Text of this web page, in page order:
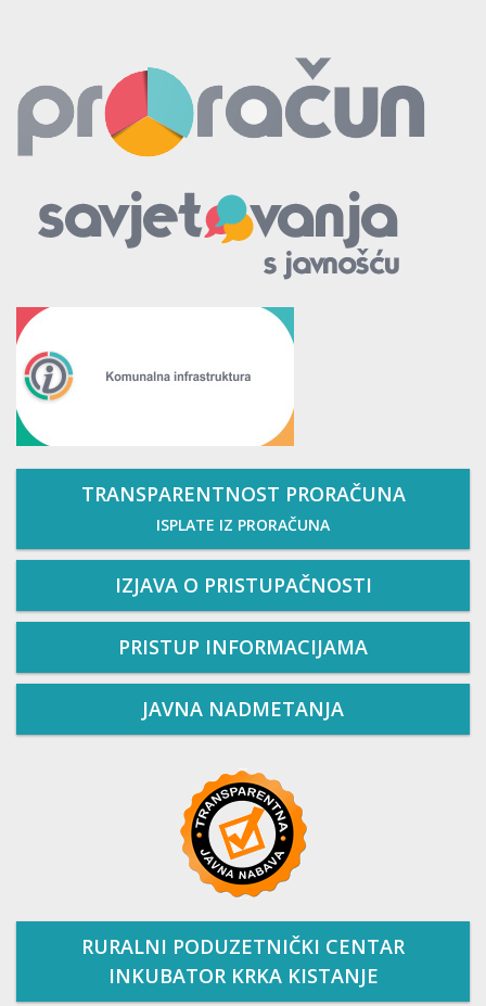
TRANSPARENTNOST PRORAČUNA
ISPLATE IZ PRORAČUNA
IZJAVA O PRISTUPAČNOSTI
PRISTUP INFORMACIJAMA
JAVNA NADMETANJA
RURALNI PODUZETNIČKI CENTAR
INKUBATOR KRKA KISTANJE